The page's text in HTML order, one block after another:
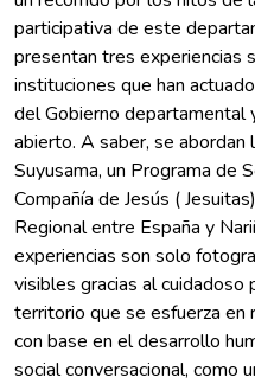
participativa de este
presentan tres experiencias
instituciones que han
del Gobierno departamental
abierto. A saber, se abordan
Suyusama, un Programa de
Compañía de Jesús (
Regional entre España y
experiencias son solo
visibles gracias al cuidadoso
territorio que se esfuerza
con base en el desarrollo
social conversacional, como